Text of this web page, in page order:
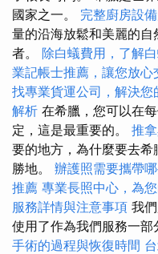
國家之一。 完整廚房設
量的沿海放鬆和美麗的
者。 除白蟻費用，了解
業記帳士推薦，讓您放心
找專業貨運公司，解決您
解析 在希臘，您可以在
定，這是最重要的。 推
要的地方，為什麼要去
勝地。 辦護照需要攜帶
推薦 專業長照中心，為
服務詳情與注意事項 我
使用了作為我們服務一部
手術的過程與恢復時間